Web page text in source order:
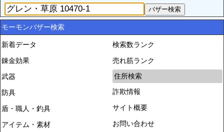
モーモンバザー検索
新着データ
錬金効果
武器
防具
盾・職人・釣具
アイテム・素材
検索数ランク
売れ筋ランク
住所検索
詐欺情報
サイト概要
お問い合わせ